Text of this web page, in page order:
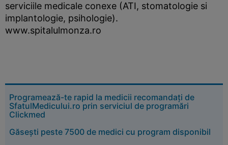
serviciile medicale conexe (ATI, stomatologie si
implantologie, psihologie).
www.spitalulmonza.ro
Programează-te rapid la medicii recomandați de
SfatulMedicului.ro prin serviciul de programări
Clickmed
Găsești peste 7500 de medici cu program disponibil